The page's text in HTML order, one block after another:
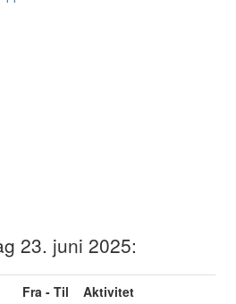
23. juni 2025:
Fra - Til
Aktivitet